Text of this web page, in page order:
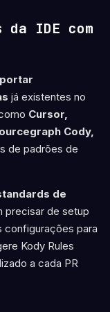
IDE com
já existentes no
Cursor,
Cody,
de padrões de
de
precisar de setup
configurações para
Kody Rules
a cada PR